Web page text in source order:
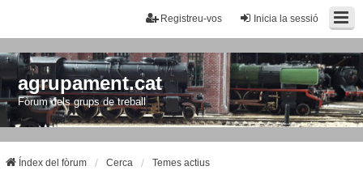
Inicia la sessió
Registreu-vos
agrupament.cat
Fòrum dels grups de treball
Índex del fòrum Cerca Temes actius